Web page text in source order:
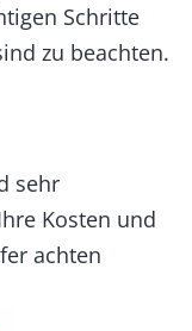
Schritte
zu beachten.
sehr
Kosten und
achten